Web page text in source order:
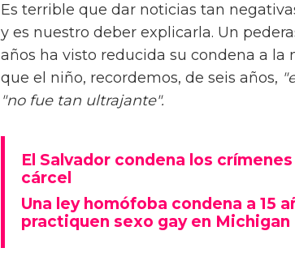
Es terrible que dar noticias tan
y es nuestro deber explicarla. Un
años ha visto reducida su condena a
que el niño, recordemos, de seis años,
"no fue tan ultrajante".
El Salvador condena los
cárcel
Una ley homófoba condena a 15
practiquen sexo gay en Michigan